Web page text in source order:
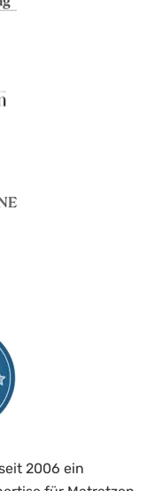
2006 ein